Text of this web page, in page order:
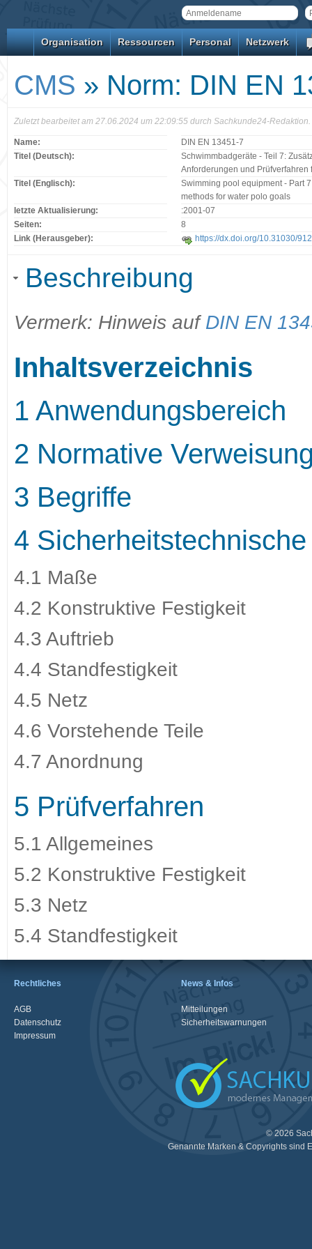
Organisation Ressourcen Personal Netzwerk
CMS » Norm: DIN EN
Zuletzt bearbeitet am 27.06.2024 um 22:09:55 durch Sachkunde24-Redaktion.
Name:
DIN EN 13451-7
Titel (Deutsch):
Schwimmbadgeräte - Teil 7:
Anforderungen und Prüfverfahren
Titel (Englisch):
Swimming pool equipment - Part
methods for water polo goals
letzte Aktualisierung:
:2001-07
Seiten:
8
Link (Herausgeber):
https://dx.doi.org/10.31030/
Beschreibung
Vermerk: Hinweis auf DIN EN
Inhaltsverzeichnis
1 Anwendungsbereich
2 Normative
3 Begriffe
4
4.1 Maße
4.2 Konstruktive Festigkeit
4.3 Auftrieb
4.4 Standfestigkeit
4.5 Netz
4.6 Vorstehende Teile
4.7 Anordnung
5 Prüfverfahren
5.1 Allgemeines
5.2 Konstruktive Festigkeit
5.3 Netz
5.4 Standfestigkeit
Rechtliches
AGB
Datenschutz
Impressum
News & Infos
Mitteilungen
Sicherheitswarnungen
© 2026
Genannte Marken & Copyrights sind